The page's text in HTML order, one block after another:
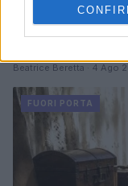
Dalla gloria di
Beatrice Beretta · 4 Ago
FUORI PORTA